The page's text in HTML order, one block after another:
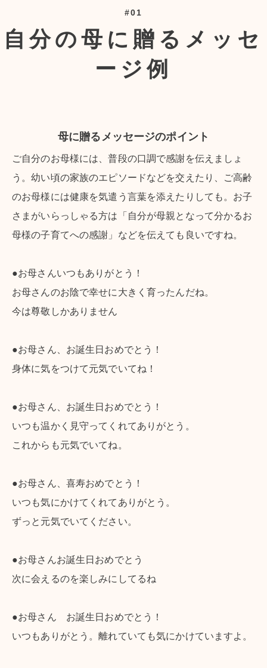
受付：9:00～17:30(日曜日を除く)
お問合せフォーム
#01
自分の母に贈るメッセ
ージ例
母に贈るメッセージのポイント
ご自分のお母様には、普段の口調で感謝を伝えましょ
う。幼い頃の家族のエピソードなどを交えたり、ご高齢
のお母様には健康を気遣う言葉を添えたりしても。お子
さまがいらっしゃる方は「自分が母親となって分かるお
母様の子育てへの感謝」などを伝えても良いですね。
●お母さんいつもありがとう！
お母さんのお陰で幸せに大きく育ったんだね。
今は尊敬しかありません
●お母さん、お誕生日おめでとう！
身体に気をつけて元気でいてね！
●お母さん、お誕生日おめでとう！
いつも温かく見守ってくれてありがとう。
これからも元気でいてね。
●お母さん、喜寿おめでとう！
いつも気にかけてくれてありがとう。
ずっと元気でいてください。
●お母さんお誕生日おめでとう
次に会えるのを楽しみにしてるね
●お母さん お誕生日おめでとう！
いつもありがとう。離れていても気にかけていますよ。